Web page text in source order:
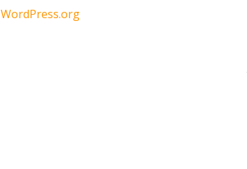
WordPress.org